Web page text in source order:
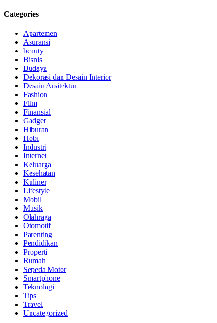
Categories
Apartemen
Asuransi
beauty
Bisnis
Budaya
Dekorasi dan Desain Interior
Desain Arsitektur
Fashion
Film
Finansial
Gadget
Hiburan
Hobi
Industri
Internet
Keluarga
Kesehatan
Kuliner
Lifestyle
Mobil
Musik
Olahraga
Otomotif
Parenting
Pendidikan
Properti
Rumah
Sepeda Motor
Smartphone
Teknologi
Tips
Travel
Uncategorized